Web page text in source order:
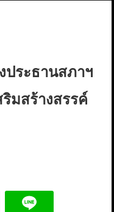
ประธานสภาฯ
ริมสร้างสรรค์